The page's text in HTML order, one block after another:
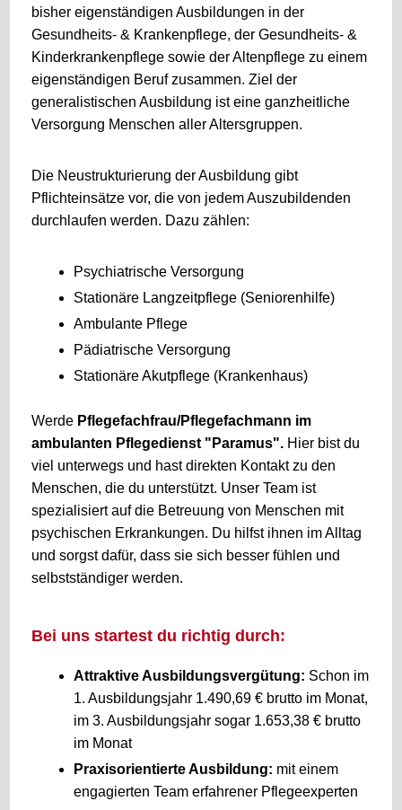
bisher eigenständigen Ausbildungen in der
Gesundheits- & Krankenpflege, der Gesundheits- &
Kinderkrankenpflege sowie der Altenpflege zu einem
eigenständigen Beruf zusammen. Ziel der
generalistischen Ausbildung ist eine ganzheitliche
Versorgung Menschen aller Altersgruppen.
Die Neustrukturierung der Ausbildung gibt
Pflichteinsätze vor, die von jedem Auszubildenden
durchlaufen werden. Dazu zählen:
Psychiatrische Versorgung
Stationäre Langzeitpflege (Seniorenhilfe)
Ambulante Pflege
Pädiatrische Versorgung
Stationäre Akutpflege (Krankenhaus)
Werde Pflegefachfrau/Pflegefachmann im
ambulanten Pflegedienst "Paramus". Hier bist du
viel unterwegs und hast direkten Kontakt zu den
Menschen, die du unterstützt. Unser Team ist
spezialisiert auf die Betreuung von Menschen mit
psychischen Erkrankungen. Du hilfst ihnen im Alltag
und sorgst dafür, dass sie sich besser fühlen und
selbstständiger werden.
Bei uns startest du richtig durch:
Attraktive Ausbildungsvergütung: Schon im
1. Ausbildungsjahr 1.490,69 € brutto im Monat,
im 3. Ausbildungsjahr sogar 1.653,38 € brutto
im Monat
Praxisorientierte Ausbildung: mit einem
engagierten Team erfahrener Pflegeexperten